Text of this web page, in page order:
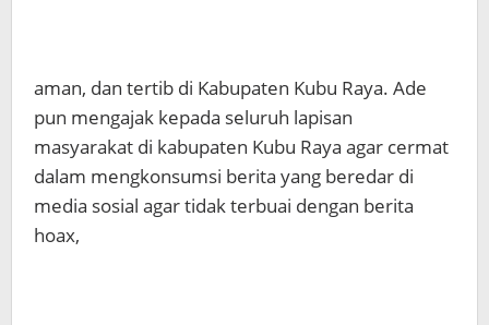
aman, dan tertib di Kabupaten Kubu Raya. Ade
pun mengajak kepada seluruh lapisan
masyarakat di kabupaten Kubu Raya agar cermat
dalam mengkonsumsi berita yang beredar di
media sosial agar tidak terbuai dengan berita
hoax,